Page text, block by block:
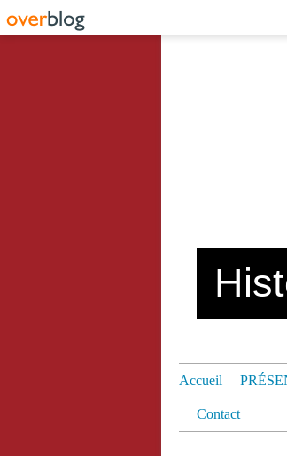
Accueil
Contact